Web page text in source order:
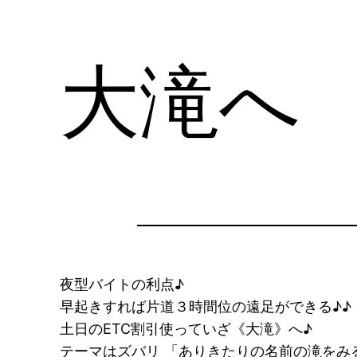
大滝へ
夜型バイトの利点♪
早起きすれば片道３時間位の遠足ができる♪♪
土日のETC割引使っていざ《大滝》へ♪
テーマはズバリ 「ありきたりの名前の滝をみ